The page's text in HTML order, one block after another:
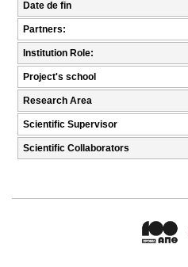
Date de fin
Partners:
Institution Role:
Project's school
Research Area
Scientific Supervisor
Scientific Collaborators